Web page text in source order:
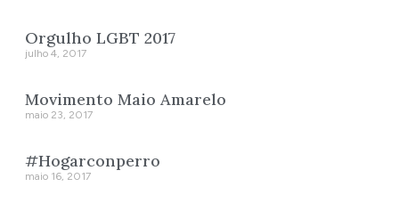
Orgulho LGBT 2017
julho 4, 2017
Movimento Maio Amarelo
maio 23, 2017
#Hogarconperro
maio 16, 2017